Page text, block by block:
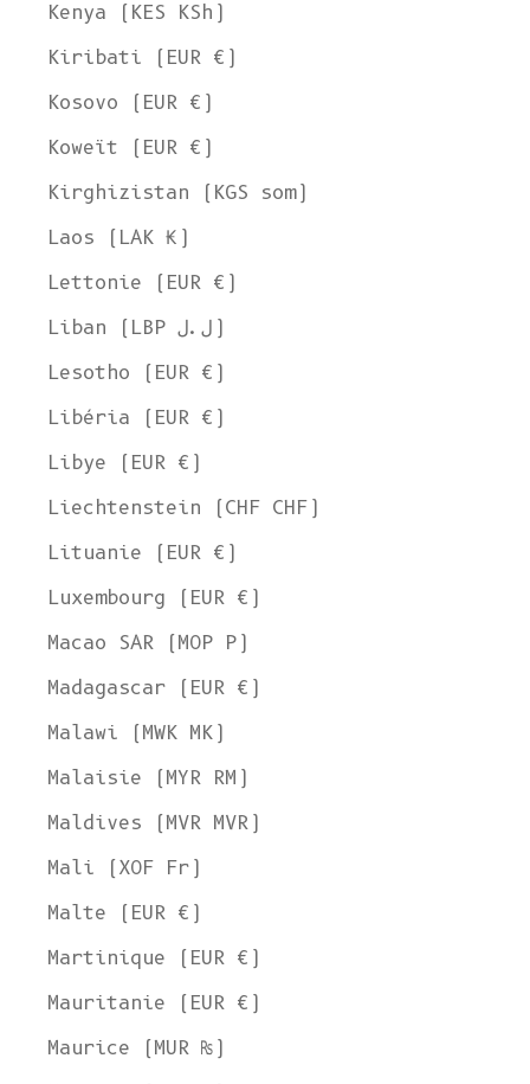
Kenya (KES KSh)
Kiribati (EUR €)
Kosovo (EUR €)
Koweït (EUR €)
Kirghizistan (KGS som)
Laos (LAK ₭)
Lettonie (EUR €)
Liban (LBP ل.ل)
Lesotho (EUR €)
Libéria (EUR €)
Libye (EUR €)
Liechtenstein (CHF CHF)
Lituanie (EUR €)
Luxembourg (EUR €)
Macao SAR (MOP P)
Madagascar (EUR €)
Malawi (MWK MK)
Malaisie (MYR RM)
Maldives (MVR MVR)
Mali (XOF Fr)
Malte (EUR €)
Martinique (EUR €)
Mauritanie (EUR €)
Maurice (MUR ₨)